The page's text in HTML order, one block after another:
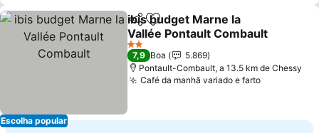
Escolha popular
PartilharAdicionar aos favoritos
ibis budget Marne la
Vallée Pontault Combault
Ver preços
2 Estrelas
7,9 Boa
5.869
Pontault-Combault, a 13.5 km de Chessy
Café da manhã variado e fartoVer preços